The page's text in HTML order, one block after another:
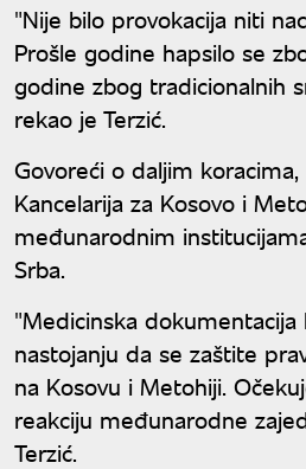
"Nije bilo provokacija niti
Prošle godine hapsilo se
godine zbog tradicionalnih
rekao je Terzić.
Govoreći o daljim
Kancelarija za Kosovo i
međunarodnim
Srba.
"Medicinska dokumentacija
nastojanju da se zaštite
na Kosovu i Metohiji.
reakciju međunarodne
Terzić.